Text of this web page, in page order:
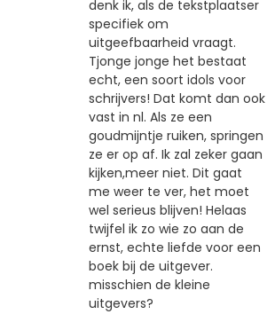
denk ik, als de tekstplaatser
specifiek om
uitgeefbaarheid vraagt.
Tjonge jonge het bestaat
echt, een soort idols voor
schrijvers! Dat komt dan ook
vast in nl. Als ze een
goudmijntje ruiken, springen
ze er op af. Ik zal zeker gaan
kijken,meer niet. Dit gaat
me weer te ver, het moet
wel serieus blijven! Helaas
twijfel ik zo wie zo aan de
ernst, echte liefde voor een
boek bij de uitgever.
misschien de kleine
uitgevers?